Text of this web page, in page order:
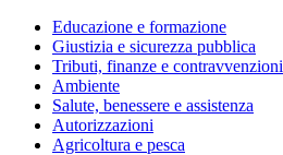
Educazione e formazione
Giustizia e sicurezza pubblica
Tributi, finanze e contravvenzioni
Ambiente
Salute, benessere e assistenza
Autorizzazioni
Agricoltura e pesca